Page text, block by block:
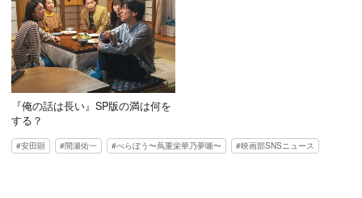
『俺の話は長い』SP版の満は何を
する？
安田顕 間瀬佑一 べらぼう〜蔦重栄華乃夢噺〜 映画部SNSニュース